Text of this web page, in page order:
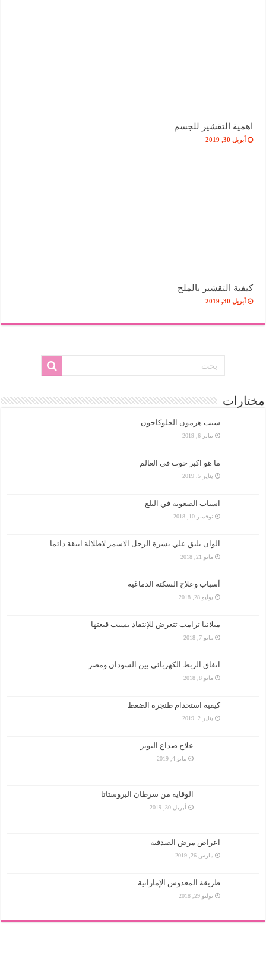
اهمية التقشير للجسم
أبريل 30, 2019
كيفية التقشير بالملح
أبريل 30, 2019
مختارات
سبب هرمون الجلوكاجون
يناير 6, 2019
ما هو اكبر حوت في العالم
يناير 5, 2019
اسباب الصعوبة في البلع
نوفمبر 10, 2018
الوان تليق علي بشرة الرجل الاسمر لاطلالة انيقة دائما
مايو 21, 2018
أسباب وعلاج السكتة الدماغية
يوليو 28, 2018
ميلانيا ترامب تتعرض للإنتقاد بسبب قبعتها
مايو 7, 2018
اتفاق الربط الكهربائي بين السودان ومصر
مايو 8, 2018
كيفية استخدام طنجرة الضغط
يناير 2, 2019
علاج صداع التوتر
مايو 4, 2019
الوقاية من سرطان البروستاتا
أبريل 30, 2019
اعراض مرض الصدفية
مارس 26, 2019
طريقة المعدوس الإماراتية
يوليو 29, 2018